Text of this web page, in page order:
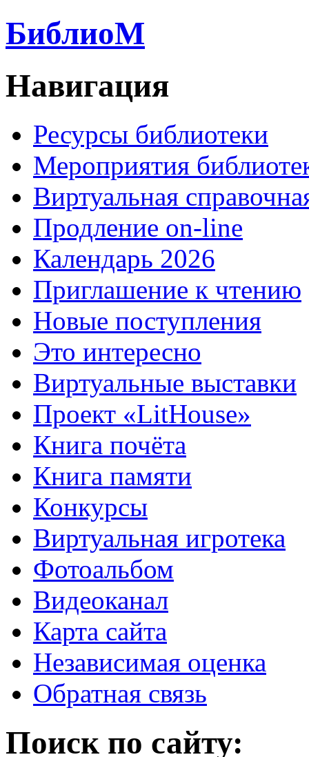
БиблиоМ
Навигация
Ресурсы библиотеки
Мероприятия
Виртуальная
Продление on-line
Календарь 2026
Приглашение к чтению
Новые поступления
Это интересно
Виртуальные выставки
Проект «LitHouse»
Книга почёта
Книга памяти
Конкурсы
Виртуальная игротека
Фотоальбом
Видеоканал
Карта сайта
Независимая оценка
Обратная связь
Поиск по сайту: